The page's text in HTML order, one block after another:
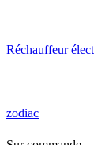
Réchauffeur
zodiac